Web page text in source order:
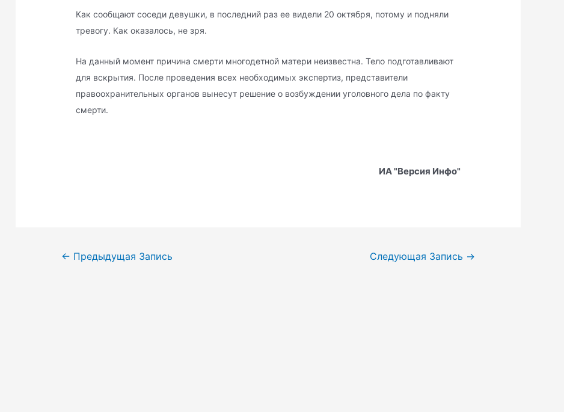
Как сообщают соседи девушки, в последний раз ее видели 20 октября, потому и подняли
тревогу. Как оказалось, не зря.
На данный момент причина смерти многодетной матери неизвестна. Тело подготавливают
для вскрытия. После проведения всех необходимых экспертиз, представители
правоохранительных органов вынесут решение о возбуждении уголовного дела по факту
смерти.
ИА "Версия Инфо"​​​​​​​
Навигация
← Предыдущая Запись Следующая Запись →